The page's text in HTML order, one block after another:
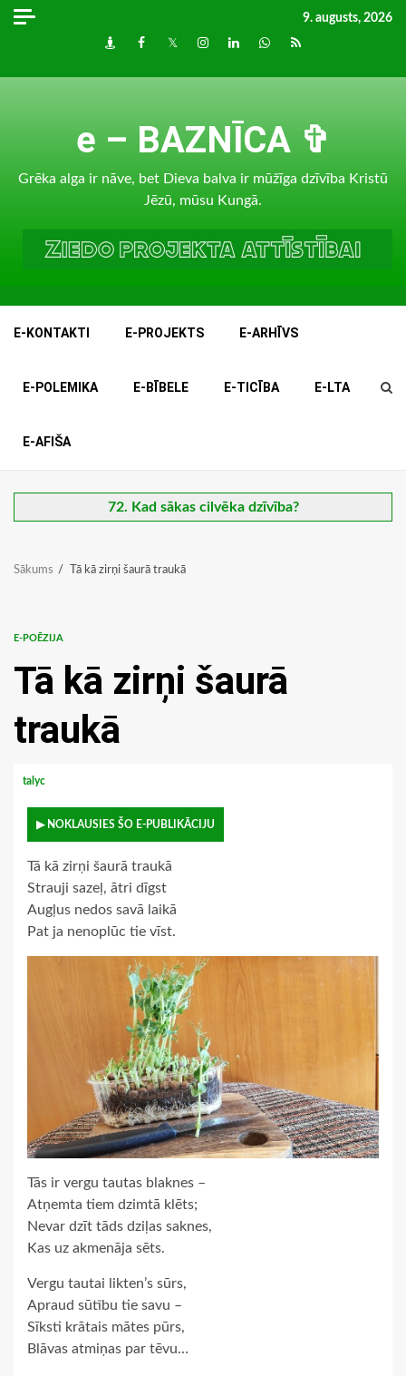
Skip
9. augusts, 2026
DraugiemFacebook
TwitterInstagram
LinkedInwhatsapp
RSS
e – BAZNĪCA ✞
Grēka alga ir nāve, bet Dieva balva ir mūžīga dzīvība Kristū
Jēzū, mūsu Kungā.
E-KONTAKTI E-PROJEKTS E-ARHĪVS
E-POLEMIKA E-BĪBELE E-TICĪBA E-LTA
E-AFIŠA
72. Kad sākas cilvēka dzīvība?
Sākums Tā kā zirņi šaurā traukā
E-POĒZIJA
Tā kā zirņi šaurā
traukā
talyc
▶ NOKLAUSIES ŠO E-PUBLIKĀCIJU
Tā kā zirņi šaurā traukā
Strauji sazeļ, ātri dīgst
Augļus nedos savā laikā
Pat ja nenoplūc tie vīst.
Tās ir vergu tautas blaknes –
Atņemta tiem dzimtā klēts;
Nevar dzīt tāds dziļas saknes,
Kas uz akmenāja sēts.
Vergu tautai likten’s sūrs,
Apraud sūtību tie savu –
Sīksti krātais mātes pūrs,
Blāvas atmiņas par tēvu…